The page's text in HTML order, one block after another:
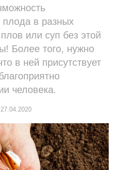
плода в разных
или суп без этой
Более того, нужно
в ней присутствует
человека.
27.04.2020